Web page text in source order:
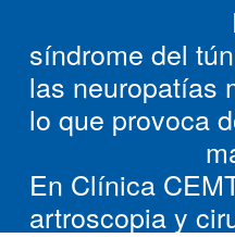
síndrome del
las neuropatías
lo que provoca
En Clínica
artroscopiay